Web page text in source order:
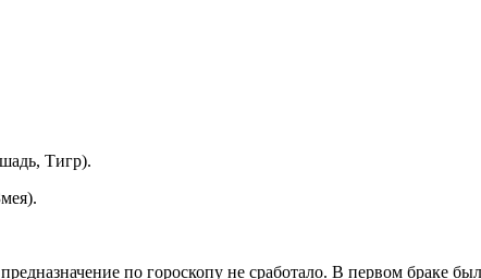
Тигр).
по гороскопу не сработало. В первом браке